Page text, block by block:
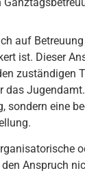
auf
ist. Dieser
zuständigen
das
sondern eine
Anspruch